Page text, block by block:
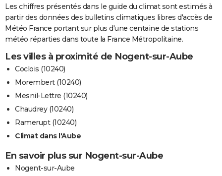
Les chiffres présentés dans le guide du climat sont estimés à
partir des données des bulletins climatiques libres d'accès de
Météo France portant sur plus d'une centaine de stations
météo réparties dans toute la France Métropolitaine.
Les villes à proximité de Nogent-sur-Aube
Coclois (10240)
Morembert (10240)
Mesnil-Lettre (10240)
Chaudrey (10240)
Ramerupt (10240)
Climat dans l'Aube
En savoir plus sur Nogent-sur-Aube
Nogent-sur-Aube